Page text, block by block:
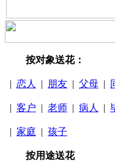
按对象送花：
| 恋人 | 朋友 | 父母 |
| 客户 | 老师 | 病人 |
| 家庭 | 孩子
按用途送花